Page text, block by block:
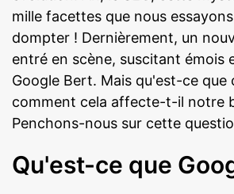
mille facettes que nous
dompter ! Dernièrement, un
entré en scène, suscitant émois
Google Bert. Mais qu'est-ce
comment cela affecte-t-il notre
Penchons-nous sur cette
Qu'est-ce que